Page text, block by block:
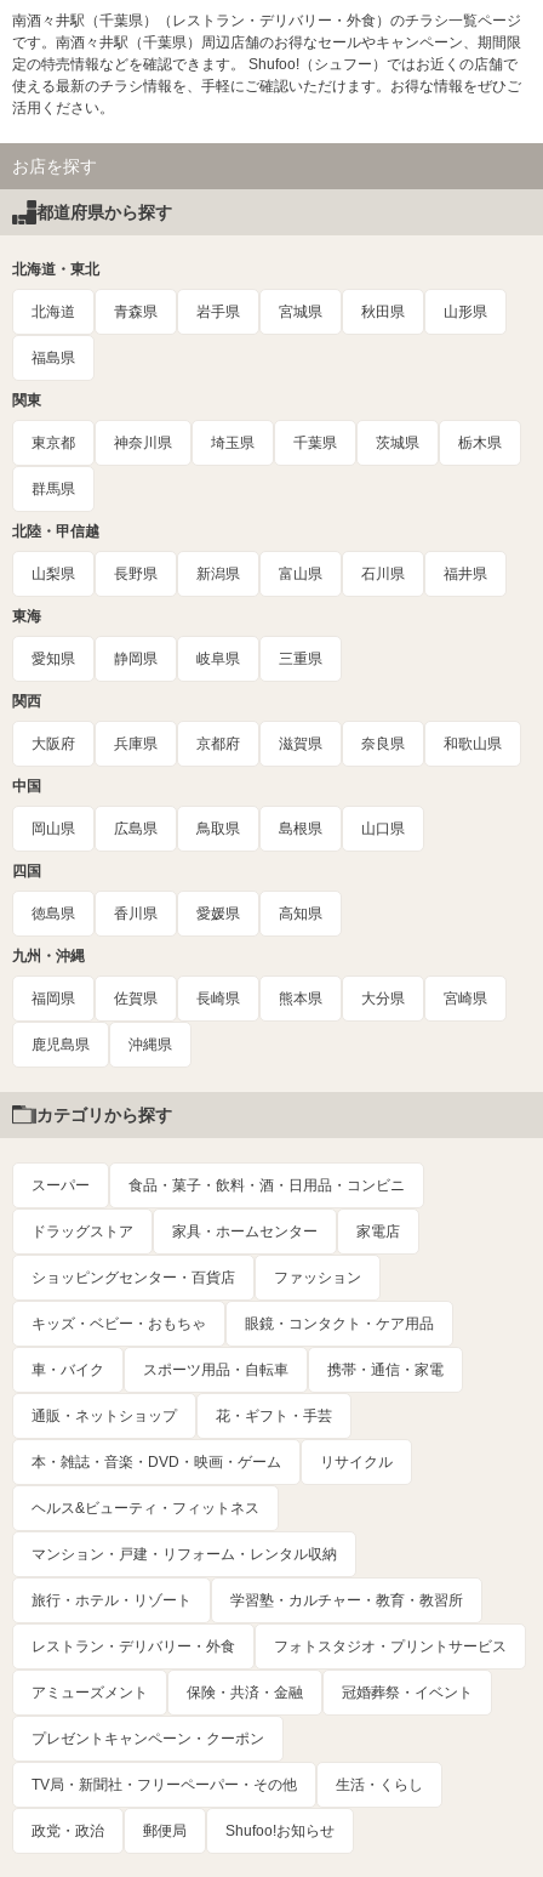
南酒々井駅（千葉県）（レストラン・デリバリー・外食）のチラシ一覧ページ
です。南酒々井駅（千葉県）周辺店舗のお得なセールやキャンペーン、期間限
定の特売情報などを確認できます。 Shufoo!（シュフー）ではお近くの店舗で
使える最新のチラシ情報を、手軽にご確認いただけます。お得な情報をぜひご
活用ください。
お店を探す
都道府県から探す
北海道・東北
北海道 青森県 岩手県 宮城県 秋田県 山形県
福島県
関東
東京都 神奈川県 埼玉県 千葉県 茨城県 栃木県
群馬県
北陸・甲信越
山梨県 長野県 新潟県 富山県 石川県 福井県
東海
愛知県 静岡県 岐阜県 三重県
関西
大阪府 兵庫県 京都府 滋賀県 奈良県 和歌山県
中国
岡山県 広島県 鳥取県 島根県 山口県
四国
徳島県 香川県 愛媛県 高知県
九州・沖縄
福岡県 佐賀県 長崎県 熊本県 大分県 宮崎県
鹿児島県 沖縄県
カテゴリから探す
スーパー 食品・菓子・飲料・酒・日用品・コンビニ
ドラッグストア 家具・ホームセンター 家電店
ショッピングセンター・百貨店 ファッション
キッズ・ベビー・おもちゃ 眼鏡・コンタクト・ケア用品
車・バイク スポーツ用品・自転車 携帯・通信・家電
通販・ネットショップ 花・ギフト・手芸
本・雑誌・音楽・DVD・映画・ゲーム リサイクル
ヘルス&ビューティ・フィットネス
マンション・戸建・リフォーム・レンタル収納
旅行・ホテル・リゾート 学習塾・カルチャー・教育・教習所
レストラン・デリバリー・外食 フォトスタジオ・プリントサービス
アミューズメント 保険・共済・金融 冠婚葬祭・イベント
プレゼントキャンペーン・クーポン
TV局・新聞社・フリーペーパー・その他 生活・くらし
政党・政治 郵便局 Shufoo!お知らせ